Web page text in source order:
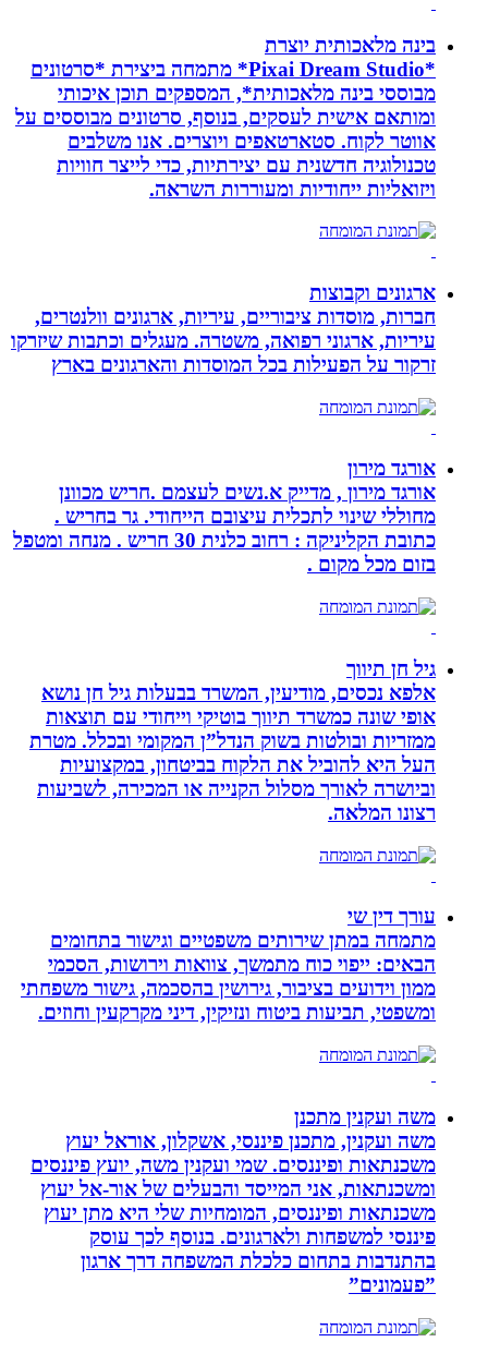
בינה מלאכותית יוצרת
*Pixai Dream Studio* מתמחה ביצירת *סרטונים
מבוססי בינה מלאכותית*, המספקים תוכן איכותי
ומותאם אישית לעסקים, בנוסף, סרטונים מבוססים על
אווטר לקוח. סטארטאפים ויוצרים. אנו משלבים
טכנולוגיה חדשנית עם יצירתיות, כדי לייצר חוויות
ויזואליות ייחודיות ומעוררות השראה.
ארגונים וקבוצות
חברות, מוסדות ציבוריים, עיריות, ארגונים וולנטרים,
עיריות, ארגוני רפואה, משטרה. מעגלים וכתבות שיזרקו
זרקור על הפעילות בכל המוסדות והארגונים בארץ
אורגד מירון
אורגד מירון , מדייק א.נשים לעצמם .חריש מכוונן
מחוללי שינוי לתכלית עיצובם הייחודי. גר בחריש .
כתובת הקליניקה : רחוב כלנית 30 חריש . מנחה ומטפל
בזום מכל מקום .
גיל חן תיווך
אלפא נכסים, מודיעין, המשרד בבעלות גיל חן נושא
אופי שונה כמשרד תיווך בוטיקי וייחודי עם תוצאות
ממזריות ובולטות בשוק הנדל”ן המקומי ובכלל. מטרת
העל היא להוביל את הלקוח בביטחון, במקצועיות
וביושרה לאורך מסלול הקנייה או המכירה, לשביעות
רצונו המלאה.
עורך דין שי
מתמחה במתן שירותים משפטיים וגישור בתחומים
הבאים: ייפוי כוח מתמשך, צוואות וירושות, הסכמי
ממון וידועים בציבור, גירושין בהסכמה, גישור משפחתי
ומשפטי, תביעות ביטוח ונזיקין, דיני מקרקעין וחוזים.
משה ועקנין מתכנן
משה ועקנין, מתכנן פיננסי, אשקלון, אוראל יעוץ
משכנתאות ופיננסים. שמי ועקנין משה, יועץ פיננסים
ומשכנתאות, אני המייסד והבעלים של אור-אל יעוץ
משכנתאות ופיננסים, המומחיות שלי היא מתן יעוץ
פיננסי למשפחות ולארגונים. בנוסף לכך עוסק
בהתנדבות בתחום כלכלת המשפחה דרך ארגון
”פעמונים”